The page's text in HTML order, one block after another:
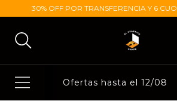
30% OFF POR TRANSFERENCIA Y 6
Ofertas hasta el 12/08